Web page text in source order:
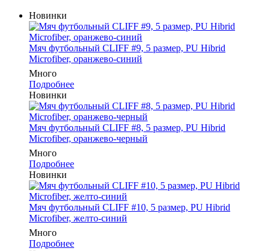
Новинки
Мяч футбольный CLIFF #9, 5 размер, PU Hibrid
Microfiber, оранжево-синий
Много
Подробнее
Новинки
Мяч футбольный CLIFF #8, 5 размер, PU Hibrid
Microfiber, оранжево-черный
Много
Подробнее
Новинки
Мяч футбольный CLIFF #10, 5 размер, PU Hibrid
Microfiber, желто-синий
Много
Подробнее